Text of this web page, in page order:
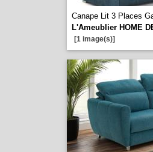
Canape Lit 3 Places
L'Ameublier HOME
[1 image(s)]